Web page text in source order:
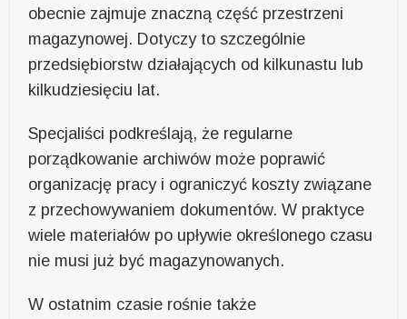
obecnie zajmuje znaczną część przestrzeni
magazynowej. Dotyczy to szczególnie
przedsiębiorstw działających od kilkunastu lub
kilkudziesięciu lat.
Specjaliści podkreślają, że regularne
porządkowanie archiwów może poprawić
organizację pracy i ograniczyć koszty związane
z przechowywaniem dokumentów. W praktyce
wiele materiałów po upływie określonego czasu
nie musi już być magazynowanych.
W ostatnim czasie rośnie także